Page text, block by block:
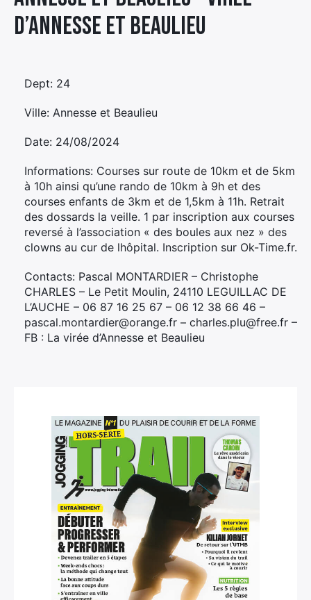
D’ANNESSE ET BEAULIEU
Dept: 24
Ville: Annesse et Beaulieu
Date: 24/08/2024
Informations: Courses sur route de 10km et de 5km
à 10h ainsi qu’une rando de 10km à 9h et des
courses enfants de 3km et de 1,5km à 11h. Retrait
des dossards la veille. 1 par inscription aux courses
reversé à l’association « des boules aux nez » des
clowns au cur de lhôpital. Inscription sur Ok-Time.fr.
Contacts: Pascal MONTARDIER – Christophe
CHARLES – Le Petit Moulin, 24110 LEGUILLAC DE
L’AUCHE – 06 87 16 25 67 – 06 12 38 66 46 –
pascal.montardier@orange.fr – charles.plu@free.fr –
FB : La virée d’Annesse et Beaulieu
menude
menu
de
menu